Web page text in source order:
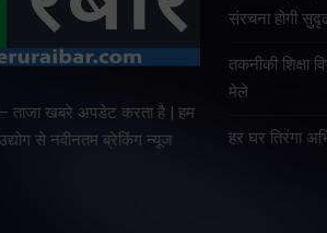
– ताजा खबरे अपडेट करता है | हम
से नवीनतम ब्रेकिंग न्यूज
संरचना होगी
तकनीकी शिक्षा
मेले
हर घर तिरंगा